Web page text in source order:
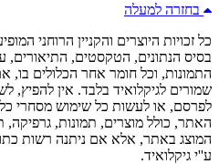
בחזרה למעלה
כל זכויות היוצרים והקניין הרוחני
בסיס הנתונים, הטקסטים, התיאורים,
התמונות, וכל חומר אחר הכלולים
שמורים לגיקלואיד בלבד. אין להפיץ,
לפרסם, או לעשות כל שימוש מסחרי
האתר, כולל מוצרים, תמונות, גרפיקה,
המוצג באתר, אלא אם ניתנה רשות
ע''י גיקלואיד.